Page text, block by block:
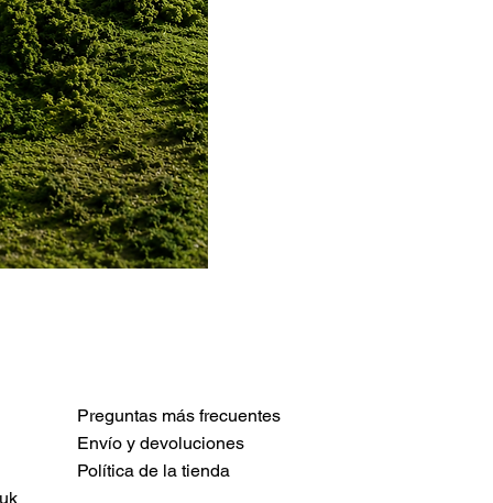
Preguntas más frecuentes
Envío y devoluciones
Política de la tienda